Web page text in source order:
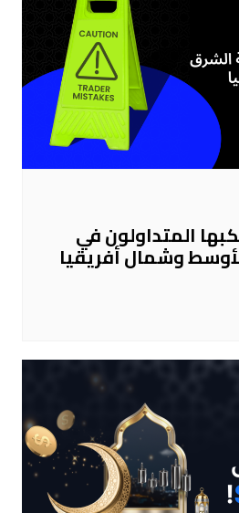
المتداولون في
وشمال أفريقيا